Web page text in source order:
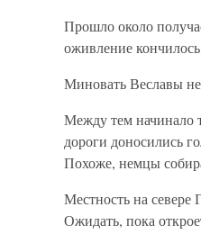
Прошло около
оживление
Миновать Веславы
Между тем начинало
дороги доносились
Похоже, немцы
Местность на севере
Ожидать, пока